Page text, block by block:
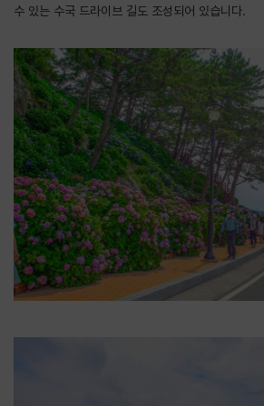
수 있는 수국 드라이브 길도 조성되어 있습니다.